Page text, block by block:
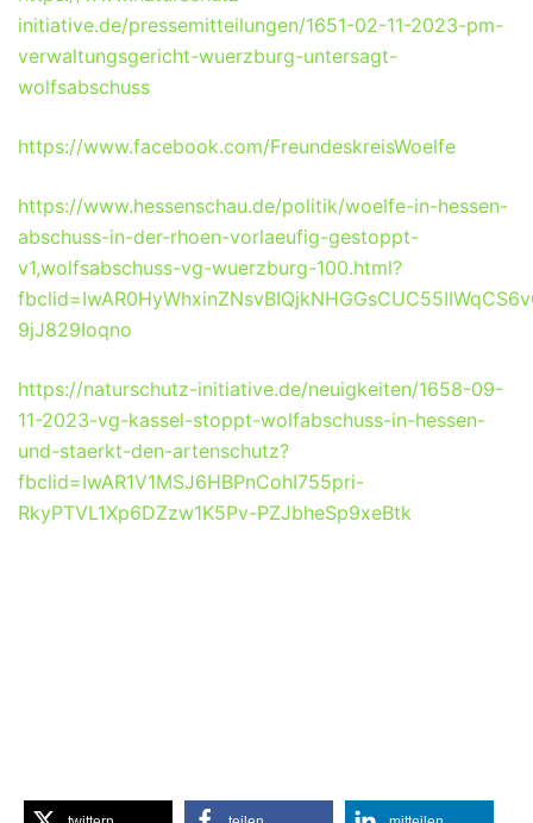
initiative.de/pressemitteilungen/1651-02-11-2023-pm-
verwaltungsgericht-wuerzburg-untersagt-
wolfsabschuss
https://www.facebook.com/FreundeskreisWoelfe
https://www.hessenschau.de/politik/woelfe-in-hessen-
abschuss-in-der-rhoen-vorlaeufig-gestoppt-
v1,wolfsabschuss-vg-wuerzburg-100.html?
9jJ829Ioqno
https://naturschutz-initiative.de/neuigkeiten/1658-09-
11-2023-vg-kassel-stoppt-wolfabschuss-in-hessen-
und-staerkt-den-artenschutz?
fbclid=IwAR1V1MSJ6HBPnCohI755pri-
RkyPTVL1Xp6DZzw1K5Pv-PZJbheSp9xeBtk